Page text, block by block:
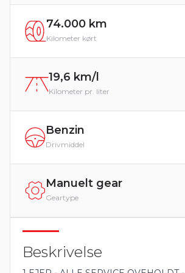
74.000 km
Kilometer kørt
19,6 km/l
Kilometer pr. liter
Benzin
Drivmiddel
Manuelt gear
Geartype
Beskrivelse